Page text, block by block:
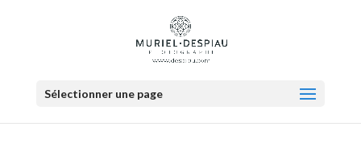
Sélectionner une page